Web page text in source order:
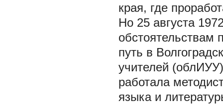
края, где
Но 25 августа
обстоятельствам
путь в
учителей
работала
языка и